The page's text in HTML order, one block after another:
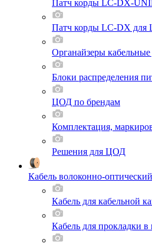
Патч корды LC-DX-
Патч корды LC-DX
Органайзеры
Блоки распределения
ЦОД по брендам
Комплектация,
Решения для ЦОД
Кабель волоконно-оптический
Кабель для кабельной
Кабель для прокладки в